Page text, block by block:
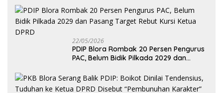
22/05/2026
PDIP Blora Rombak 20 Persen Pengurus
PAC, Belum Bidik Pilkada 2029 dan